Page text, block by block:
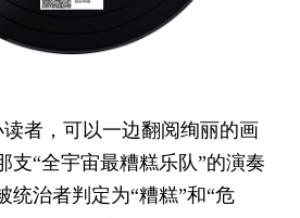
者，可以一边翻阅绚丽的画
支“全宇宙最糟糕乐队”的演奏
治者判定为“糟糕”和“危